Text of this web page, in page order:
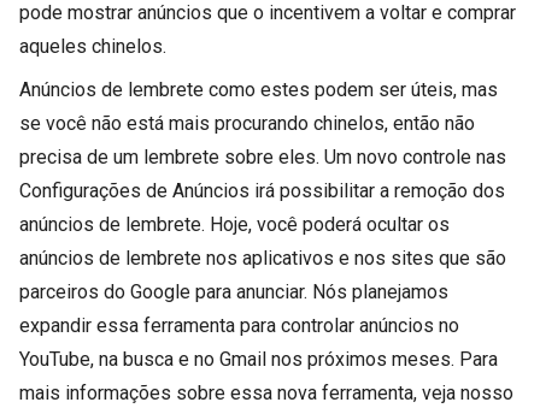
pode mostrar anúncios que o incentivem a voltar e comprar
aqueles chinelos.
Anúncios de lembrete como estes podem ser úteis, mas
se você não está mais procurando chinelos, então não
precisa de um lembrete sobre eles. Um novo controle nas
Configurações de Anúncios irá possibilitar a remoção dos
anúncios de lembrete. Hoje, você poderá ocultar os
anúncios de lembrete nos aplicativos e nos sites que são
parceiros do Google para anunciar. Nós planejamos
expandir essa ferramenta para controlar anúncios no
YouTube, na busca e no Gmail nos próximos meses. Para
mais informações sobre essa nova ferramenta, veja nosso